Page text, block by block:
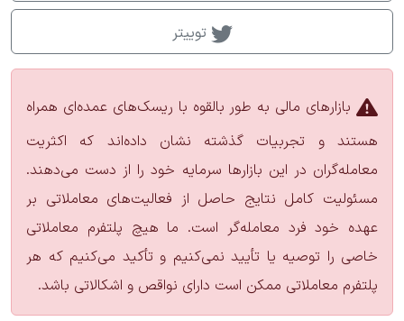
توییتر
بازارهای مالی به طور بالقوه با ریسک‌های عمده‌ای همراه
هستند و تجربیات گذشته نشان داده‌اند که اکثریت
معامله‌گران در این بازارها سرمایه خود را از دست می‌دهند.
مسئولیت کامل نتایج حاصل از فعالیت‌های معاملاتی بر
عهده خود فرد معامله‌گر است. ما هیچ پلتفرم معاملاتی
خاصی را توصیه یا تأیید نمی‌کنیم و تأکید می‌کنیم که هر
پلتفرم معاملاتی ممکن است دارای نواقص و اشکالاتی باشد.